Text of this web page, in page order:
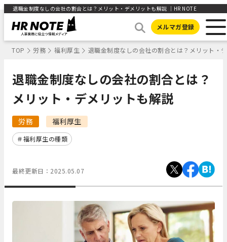
退職金制度なしの会社の割合とは？メリット・デメリットも解説 ｜HR NOTE
メルマガ登録
TOP 労務 福利厚生 退職金制度なしの会社の割合とは？メリット・
退職金制度なしの会社の割合とは？
メリット・デメリットも解説
労務 福利厚生
福利厚生の種類
最終更新日： 2025.05.07